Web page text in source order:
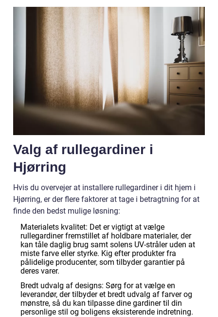
Valg af rullegardiner i
Hjørring
Hvis du overvejer at installere rullegardiner i dit hjem i
Hjørring, er der flere faktorer at tage i betragtning for at
finde den bedst mulige løsning:
Materialets kvalitet: Det er vigtigt at vælge
rullegardiner fremstillet af holdbare materialer, der
kan tåle daglig brug samt solens UV-stråler uden at
miste farve eller styrke. Kig efter produkter fra
pålidelige producenter, som tilbyder garantier på
deres varer.
Bredt udvalg af designs: Sørg for at vælge en
leverandør, der tilbyder et bredt udvalg af farver og
mønstre, så du kan tilpasse dine gardiner til din
personlige stil og boligens eksisterende indretning.